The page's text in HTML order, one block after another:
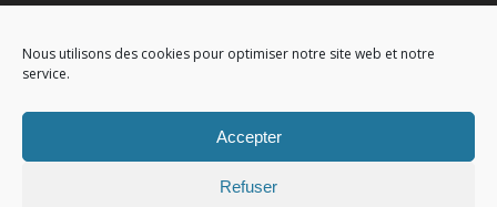
Nous utilisons des cookies pour optimiser notre site web et notre
service.
Accepter
Refuser